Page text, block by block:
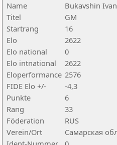
Name
Bukavshin Ivan
Titel
GM
Startrang
16
Elo
2622
Elo national
0
Elo intnational
2622
Eloperformance 2576
FIDE Elo +/-
-4,3
Punkte
6
Rang
33
Föderation
RUS
Verein/Ort
Самарская